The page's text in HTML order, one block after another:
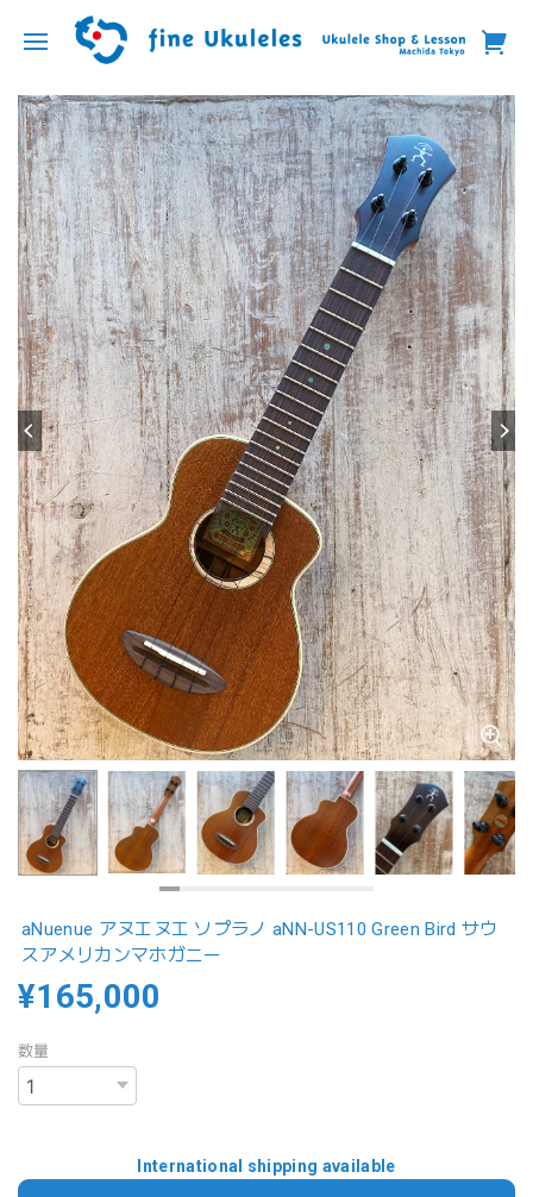
aNuenue アヌエヌエ ソプラノ aNN-US110 Green Bird サウ
スアメリカンマホガニー
¥165,000
数量
International shipping available